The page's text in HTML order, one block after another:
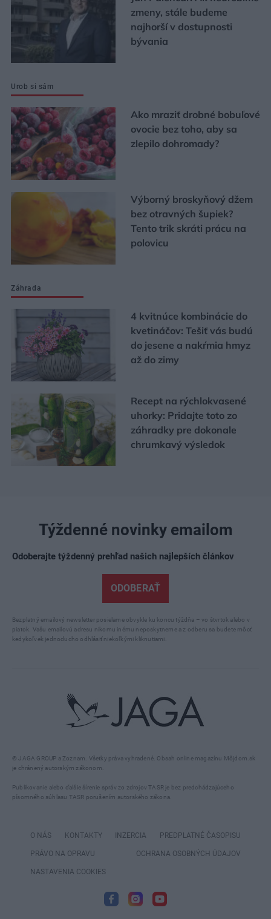
zmeny, stále budeme
najhorší v dostupnosti
bývania
Urob si sám
Ako mraziť drobné bobuľové
ovocie bez toho, aby sa
zlepilo dohromady?
Výborný broskyňový džem
bez otravných šupiek?
Tento trik skráti prácu na
polovicu
Záhrada
4 kvitnúce kombinácie do
kvetináčov: Tešiť vás budú
do jesene a nakŕmia hmyz
až do zimy
Recept na rýchlokvasené
uhorky: Pridajte toto zo
záhradky pre dokonale
chrumkavý výsledok
© JAGA GROUP a Zoznam. Všetky práva vyhradené. Obsah online magazínu Môjdom.sk
je chránený autorským zákonom.
Publikovanie alebo ďalšie šírenie správ zo zdrojov TASR je bez predchádzajúceho
písomného súhlasu TASR porušením autorského zákona.
Týždenné novinky emailom
Odoberajte týždenný prehľad našich najlepších článkov
ODOBERAŤ
Bezplatný emailový newsletter posielame obvykle ku koncu týždňa – vo štvrtok alebo v
piatok. Vašu emailovú adresu nikomu inému neposkytneme a z odberu sa budete môcť
kedykoľvek jednoducho odhlásiť niekoľkými kliknutiami.
O NÁS KONTAKTY INZERCIA PREDPLATNÉ ČASOPISU
PRÁVO NA OPRAVU OCHRANA OSOBNÝCH ÚDAJOV
NASTAVENIA COOKIES